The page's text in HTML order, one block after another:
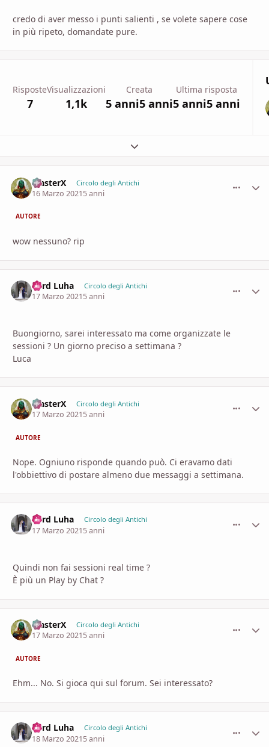
credo di aver messo i punti salienti , se volete sapere cose
in più ripeto, domandate pure.
Risposte
7
Visualizzazioni
1,1k
Creata
5 anni5 anni
Ultima risposta
5 anni5 anni
Espandi panoramica del topic
MasterX Circolo degli Antichi
16 Marzo 20215 anni
AUTORE
wow nessuno? rip
Lord Luha Circolo degli Antichi
17 Marzo 20215 anni
Buongiorno, sarei interessato ma come organizzate le
sessioni ? Un giorno preciso a settimana ?
Luca
MasterX Circolo degli Antichi
17 Marzo 20215 anni
AUTORE
Nope. Ogniuno risponde quando può. Ci eravamo dati
l'obbiettivo di postare almeno due messaggi a settimana.
Lord Luha Circolo degli Antichi
17 Marzo 20215 anni
Quindi non fai sessioni real time ?
È più un Play by Chat ?
MasterX Circolo degli Antichi
17 Marzo 20215 anni
AUTORE
Ehm... No. Si gioca qui sul forum. Sei interessato?
Lord Luha Circolo degli Antichi
18 Marzo 20215 anni